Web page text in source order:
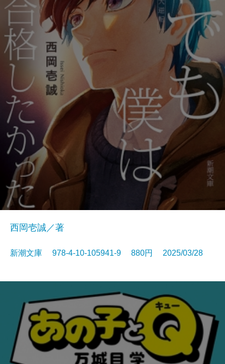
西岡壱誠／著
新潮文庫 978-4-10-105941-9 880円 2025/03/28